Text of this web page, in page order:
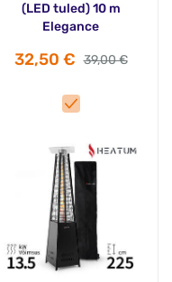
(LED tuled) 10 m
Elegance
32,50 € 39,00 €